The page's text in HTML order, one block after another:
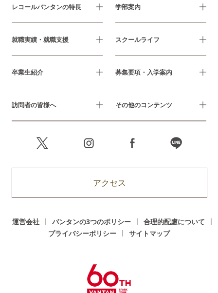
レコールバンタンの特長 学部案内
就職実績・就職支援 スクールライフ
卒業生紹介 募集要項・入学案内
訪問者の皆様へ その他のコンテンツ
アクセス
運営会社 バンタンの3つのポリシー
合理的配慮について
プライバシーポリシー
サイトマップ